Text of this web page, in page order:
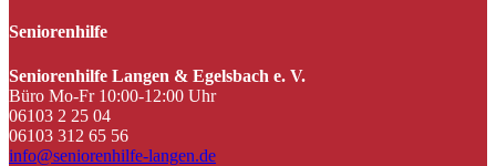
Seniorenhilfe
Seniorenhilfe Langen & Egelsbach e. V.
Büro Mo-Fr 10:00-12:00 Uhr
06103 2 25 04
06103 312 65 56
info@seniorenhilfe-langen.de